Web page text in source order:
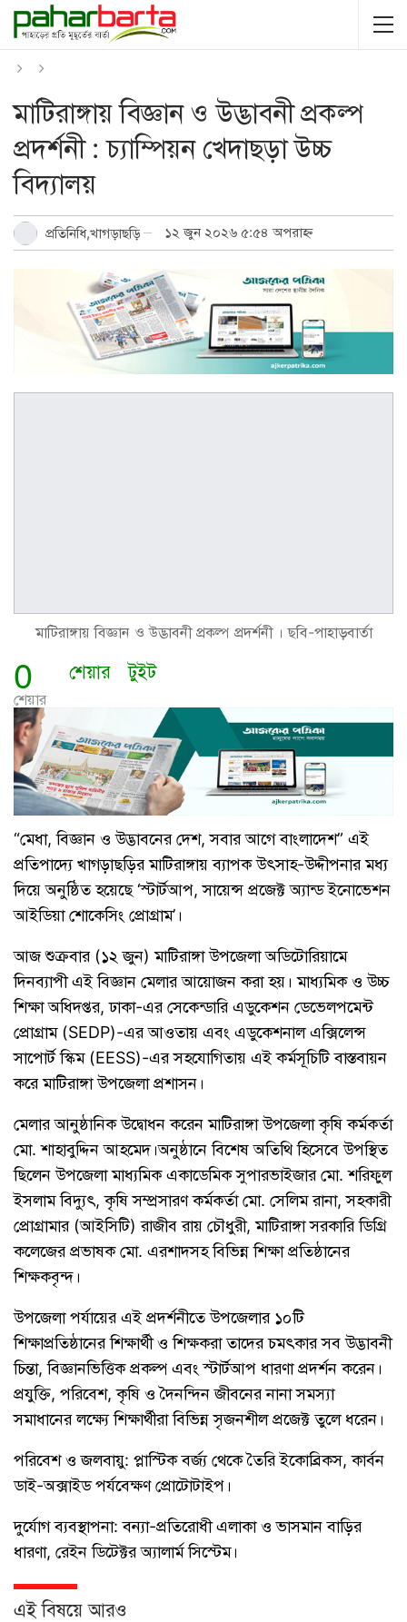
মাটিরাঙ্গায় বিজ্ঞান ও উদ্ভাবনী প্রকল্প
প্রদর্শনী : চ্যাম্পিয়ন খেদাছড়া উচ্চ
বিদ্যালয়
প্রতিনিধি,খাগড়াছড়ি ১২ জুন ২০২৬ ৫:৫৪ অপরাহ্ন
মাটিরাঙ্গায় বিজ্ঞান ও উদ্ভাবনী প্রকল্প প্রদর্শনী । ছবি-পাহাড়বার্তা
0
শেয়ার
শেয়ার টুইট
“মেধা, বিজ্ঞান ও উদ্ভাবনের দেশ, সবার আগে বাংলাদেশ” এই
প্রতিপাদ্যে খাগড়াছড়ির মাটিরাঙ্গায় ব্যাপক উৎসাহ-উদ্দীপনার মধ্য
দিয়ে অনুষ্ঠিত হয়েছে ‘স্টার্টআপ, সায়েন্স প্রজেক্ট অ্যান্ড ইনোভেশন
আইডিয়া শোকেসিং প্রোগ্রাম’।
আজ ​শুক্রবার (১২ জুন) মাটিরাঙ্গা উপজেলা অডিটোরিয়ামে
দিনব্যাপী এই বিজ্ঞান মেলার আয়োজন করা হয়। মাধ্যমিক ও উচ্চ
শিক্ষা অধিদপ্তর, ঢাকা-এর সেকেন্ডারি এডুকেশন ডেভেলপমেন্ট
প্রোগ্রাম (SEDP)-এর আওতায় এবং এডুকেশনাল এক্সিলেন্স
সাপোর্ট স্কিম (EESS)-এর সহযোগিতায় এই কর্মসূচিটি বাস্তবায়ন
করে মাটিরাঙ্গা উপজেলা প্রশাসন।
মেলার আনুষ্ঠানিক উদ্বোধন করেন মাটিরাঙ্গা উপজেলা কৃষি কর্মকর্তা
মো. শাহাবুদ্দিন আহমেদ।অনুষ্ঠানে বিশেষ অতিথি হিসেবে উপস্থিত
ছিলেন উপজেলা মাধ্যমিক একাডেমিক সুপারভাইজার মো. শরিফুল
ইসলাম বিদ্যুৎ, কৃষি সম্প্রসারণ কর্মকর্তা মো. সেলিম রানা, সহকারী
প্রোগ্রামার (আইসিটি) রাজীব রায় চৌধুরী, মাটিরাঙ্গা সরকারি ডিগ্রি
কলেজের প্রভাষক মো. এরশাদসহ বিভিন্ন শিক্ষা প্রতিষ্ঠানের
শিক্ষকবৃন্দ।
​উপজেলা পর্যায়ের এই প্রদর্শনীতে উপজেলার ১০টি
শিক্ষাপ্রতিষ্ঠানের শিক্ষার্থী ও শিক্ষকরা তাদের চমৎকার সব উদ্ভাবনী
চিন্তা, বিজ্ঞানভিত্তিক প্রকল্প এবং স্টার্টআপ ধারণা প্রদর্শন করেন।
প্রযুক্তি, পরিবেশ, কৃষি ও দৈনন্দিন জীবনের নানা সমস্যা
সমাধানের লক্ষ্যে শিক্ষার্থীরা বিভিন্ন সৃজনশীল প্রজেক্ট তুলে ধরেন।
​পরিবেশ ও জলবায়ু: প্লাস্টিক বর্জ্য থেকে তৈরি ইকোব্রিকস, কার্বন
ডাই-অক্সাইড পর্যবেক্ষণ প্রোটোটাইপ।
​দুর্যোগ ব্যবস্থাপনা: বন্যা-প্রতিরোধী এলাকা ও ভাসমান বাড়ির
ধারণা, রেইন ডিটেক্টর অ্যালার্ম সিস্টেম।
এই বিষয়ে আরও